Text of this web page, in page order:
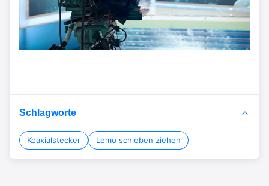
Schlagworte
Koaxialstecker Lemo schieben ziehen